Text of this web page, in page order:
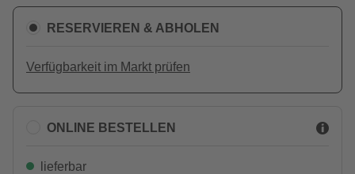
RESERVIEREN & ABHOLEN
Verfügbarkeit im Markt prüfen
ONLINE BESTELLEN
lieferbar